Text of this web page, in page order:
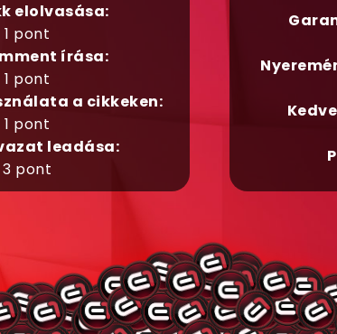
elolvasása:
1 pont
írása:
1 pont
a cikkeken:
1 pont
leadása:
3 pont